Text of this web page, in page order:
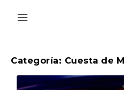
Categoría: Cuesta de